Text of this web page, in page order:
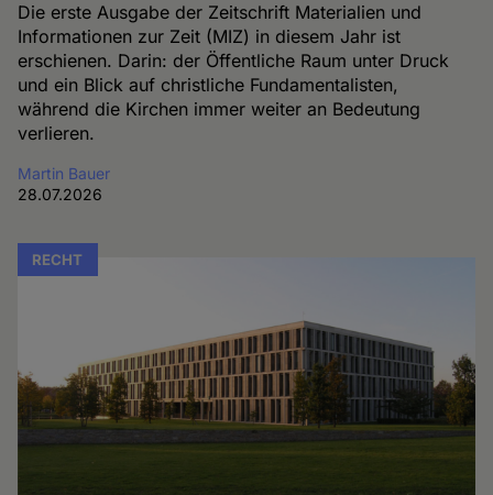
Die erste Ausgabe der Zeitschrift Materialien und
Informationen zur Zeit (MIZ) in diesem Jahr ist
erschienen. Darin: der Öffentliche Raum unter Druck
und ein Blick auf christliche Fundamentalisten,
während die Kirchen immer weiter an Bedeutung
verlieren.
Martin Bauer
28.07.2026
RECHT